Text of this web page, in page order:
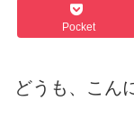
Pocket
どうも、こん